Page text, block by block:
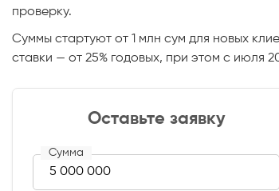
проверку.
Суммы стартуют от 1 млн сум для новых
ставки — от 25% годовых, при этом с июля
Оставьте заявку
Сумма